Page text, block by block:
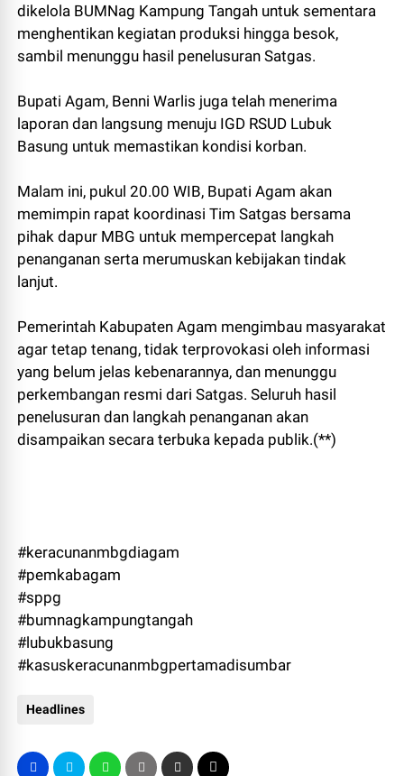
dikelola BUMNag Kampung Tangah untuk sementara
menghentikan kegiatan produksi hingga besok,
sambil menunggu hasil penelusuran Satgas.
Bupati Agam, Benni Warlis juga telah menerima
laporan dan langsung menuju IGD RSUD Lubuk
Basung untuk memastikan kondisi korban.
Malam ini, pukul 20.00 WIB, Bupati Agam akan
memimpin rapat koordinasi Tim Satgas bersama
pihak dapur MBG untuk mempercepat langkah
penanganan serta merumuskan kebijakan tindak
lanjut.
Pemerintah Kabupaten Agam mengimbau masyarakat
agar tetap tenang, tidak terprovokasi oleh informasi
yang belum jelas kebenarannya, dan menunggu
perkembangan resmi dari Satgas. Seluruh hasil
penelusuran dan langkah penanganan akan
disampaikan secara terbuka kepada publik.(**)
#keracunanmbgdiagam
#pemkabagam
#sppg
#bumnagkampungtangah
#lubukbasung
#kasuskeracunanmbgpertamadisumbar
Headlines